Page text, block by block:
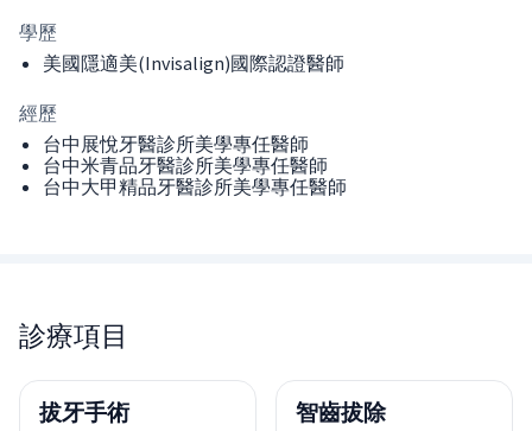
學歷
美國隱適美(Invisalign)國際認證醫師
經歷
台中展悅牙醫診所美學專任醫師
台中米青品牙醫診所美學專任醫師
台中大甲精品牙醫診所美學專任醫師
診療項目
拔牙手術 智齒拔除